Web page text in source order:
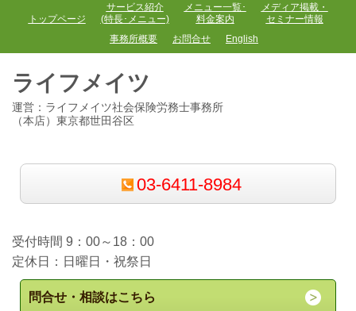
トップページ
サービス紹介
(特長･メニュー)
メニュー一覧･
料金案内
メディア掲載・
セミナー情報
事務所概要
お問合せ English
ライフメイツ
運営：ライフメイツ社会保険労務士事務所
（本店）東京都世田谷区
03-6411-8984
受付時間 9：00～18：00
定休日：日曜日・祝祭日
問合せ・相談はこちら